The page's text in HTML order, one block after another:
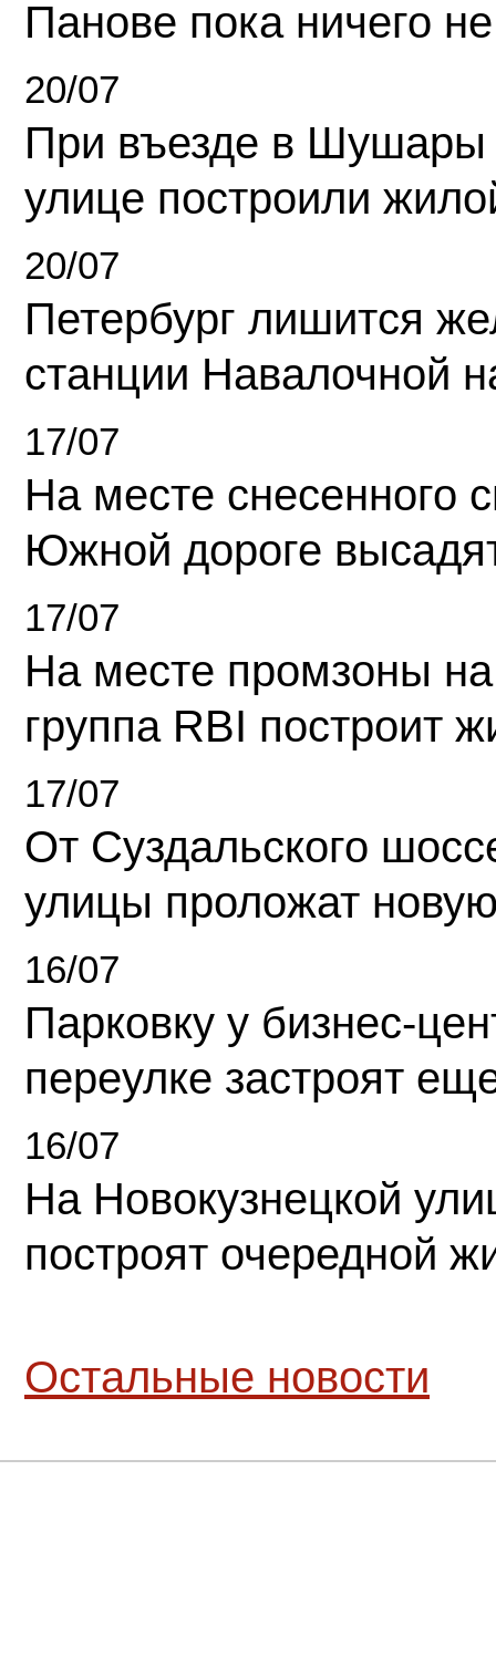
Панове пока ничего
20/07
При въезде в Шушары
улице построили
20/07
Петербург лишится
станции Навалочной
17/07
На месте снесенного
Южной дороге
17/07
На месте промзоны
группа RBI построит
17/07
От Суздальского
улицы проложат
16/07
Парковку у бизнес-
переулке застроят
16/07
На Новокузнецкой
построят очередной
Остальные новости